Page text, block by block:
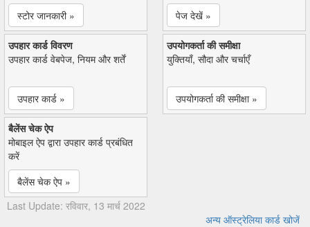
स्टोर जानकारी » पेज देखें »
उपहार कार्ड विवरण
उपहार कार्ड वेबपेज, नियम और शर्तें
उपहार कार्ड »
उपयोगकर्ता की समीक्षा
युक्तियाँ, सौदा और चर्चाएँ
उपयोगकर्ता की समीक्षा »
बैलेंस चेक ऐप
मोबाइल ऐप द्वारा उपहार कार्ड प्रबंधित
करें
बैलेंस चेक ऐप »
Last Update: रविवार, 13 मार्च 2022
अन्य ऑस्ट्रेलिया कार्ड खोजें